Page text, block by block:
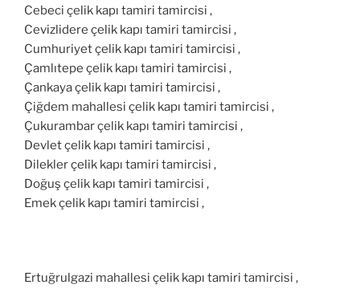
Cebeci çelik kapı tamiri tamircisi ,
Cevizlidere çelik kapı tamiri tamircisi ,
Cumhuriyet çelik kapı tamiri tamircisi ,
Çamlıtepe çelik kapı tamiri tamircisi ,
Çankaya çelik kapı tamiri tamircisi ,
Çiğdem mahallesi çelik kapı tamiri tamircisi ,
Çukurambar çelik kapı tamiri tamircisi ,
Devlet çelik kapı tamiri tamircisi ,
Dilekler çelik kapı tamiri tamircisi ,
Doğuş çelik kapı tamiri tamircisi ,
Emek çelik kapı tamiri tamircisi ,
Ertuğrulgazi mahallesi çelik kapı tamiri tamircisi ,